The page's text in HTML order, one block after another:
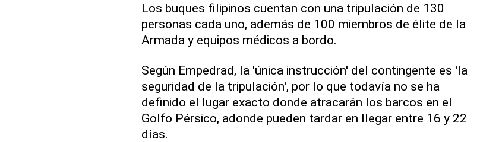
Los buques filipinos cuentan con una tripulación de 130
personas cada uno, además de 100 miembros de élite de la
Armada y equipos médicos a bordo.
Según Empedrad, la 'única instrucción' del contingente es 'la
seguridad de la tripulación', por lo que todavía no se ha
definido el lugar exacto donde atracarán los barcos en el
Golfo Pérsico, adonde pueden tardar en llegar entre 16 y 22
días.